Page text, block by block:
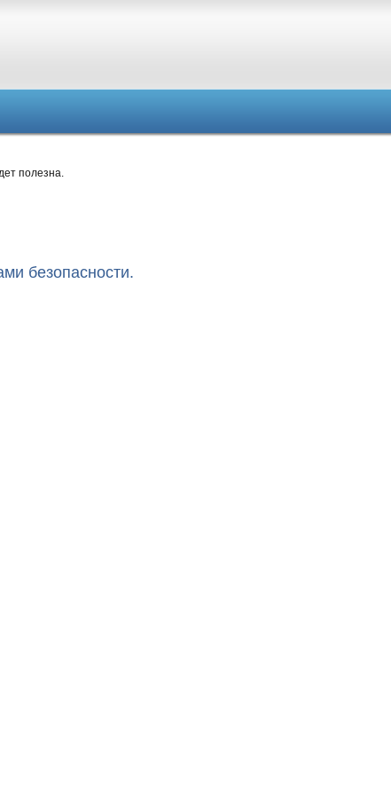
полезна.
безопасности.